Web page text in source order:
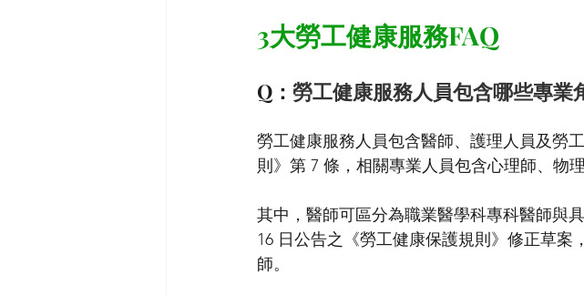
3大勞工健康服務FAQ
Q： 勞工健康服務人員包含哪些專業
勞工健康服務人員包含醫師、護理人員及勞
則》第 7 條，相關專業人員包含心理師、物
其中，醫師可區分為職業醫學科專科醫師與
16 日公告之《勞工健康保護規則》修正草
師。